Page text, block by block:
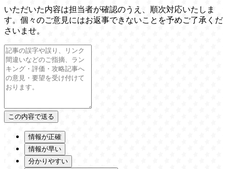
いただいた内容は担当者が確認のうえ、順次対応いたしま
す。個々のご意見にはお返事できないことを予めご了承くだ
さいませ。
情報が正確
情報が早い
分かりやすい